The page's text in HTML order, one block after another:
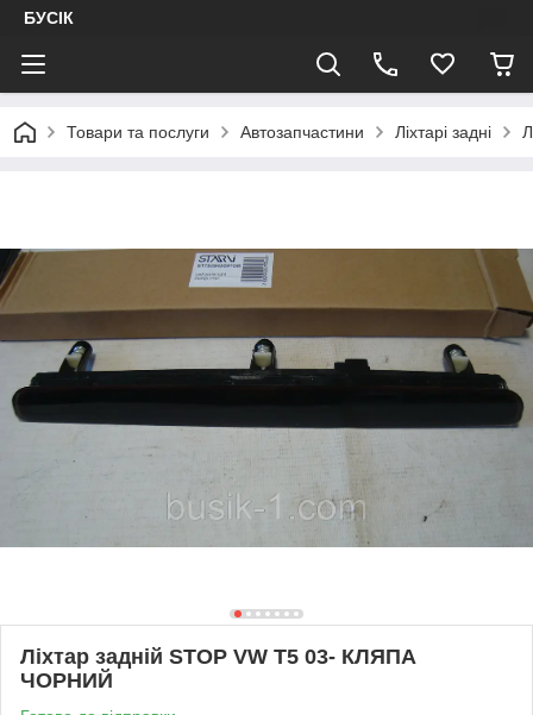
БУСІК
Товари та послуги Автозапчастини Ліхтарі задні
Ліхтар задній STOP VW T5 03- КЛЯПА
ЧОРНИЙ